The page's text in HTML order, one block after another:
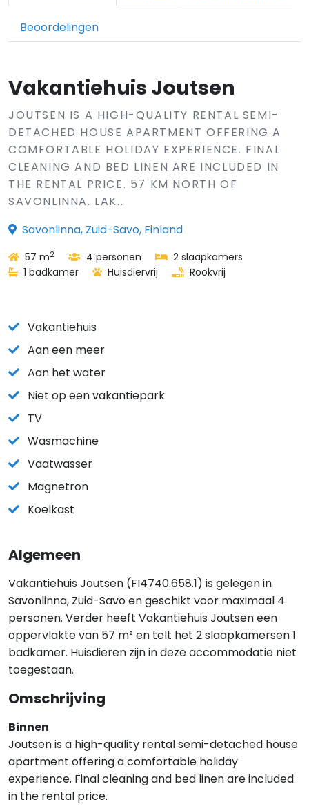
Beoordelingen
Vakantiehuis Joutsen
JOUTSEN IS A HIGH-QUALITY RENTAL SEMI-
DETACHED HOUSE APARTMENT OFFERING A
COMFORTABLE HOLIDAY EXPERIENCE. FINAL
CLEANING AND BED LINEN ARE INCLUDED IN
THE RENTAL PRICE. 57 KM NORTH OF
SAVONLINNA. LAK..
Savonlinna, Zuid-Savo, Finland
57 m2 4 personen
2 slaapkamers
1 badkamer
Huisdiervrij Rookvrij
Vakantiehuis
Aan een meer
Aan het water
Niet op een vakantiepark
TV
Wasmachine
Vaatwasser
Magnetron
Koelkast
Algemeen
Vakantiehuis Joutsen (FI4740.658.1) is gelegen in
Savonlinna, Zuid-Savo en geschikt voor maximaal 4
personen. Verder heeft Vakantiehuis Joutsen een
oppervlakte van 57 m² en telt het 2 slaapkamersen 1
badkamer. Huisdieren zijn in deze accommodatie niet
toegestaan.
Omschrijving
Binnen
Joutsen is a high-quality rental semi-detached house
apartment offering a comfortable holiday
experience. Final cleaning and bed linen are included
in the rental price.